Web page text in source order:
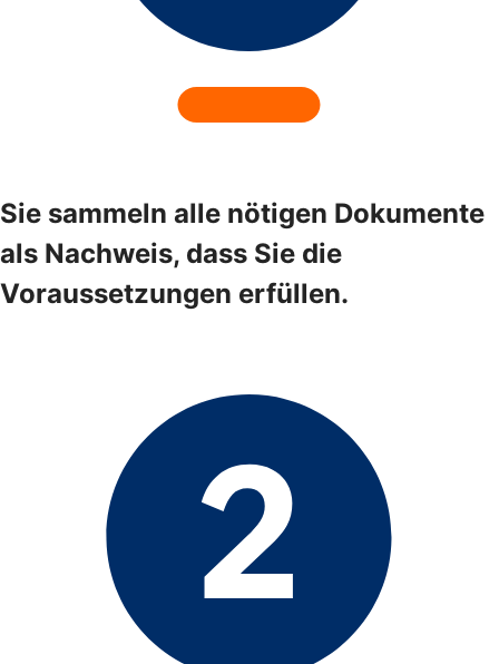
Sie sammeln alle nötigen Dokumente
als Nachweis, dass Sie die
Voraussetzungen erfüllen.